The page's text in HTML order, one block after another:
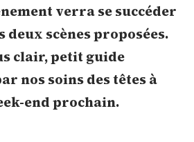
verra se succéder
deux scènes proposées.
clair, petit guide
nos soins des têtes à
end prochain.